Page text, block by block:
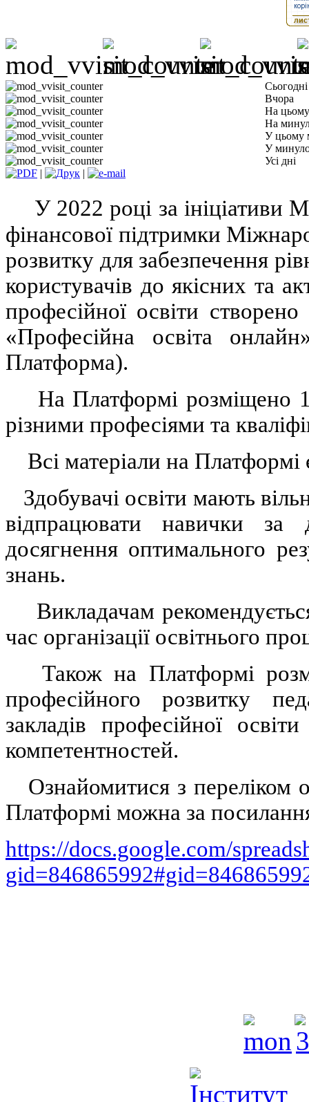
Сьогодні
Вчора
На
На
У цьому
У
Усі дні
|
|
У 2022 році за ініціативи
фінансової підтримки
розвитку для забезпечення
користувачів до якісних та
професійної освіти
«Професійна освіта
Платформа).
На Платформі розміщено
різними професіями та
Всі матеріали на
Здобувачі освіти мають
відпрацювати навички
досягнення оптимального
знань.
Викладачам
час організації освітнього
Також на Платформі
професійного розвитку
закладів професійної
компетентностей.
Ознайомитися з переліком
Платформі можна за
https://docs.google.com/